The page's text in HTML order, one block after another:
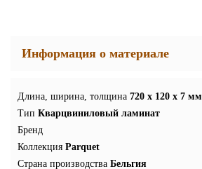
Информация о материале
Длина, ширина, толщина 720 x 120 x 7 мм
Тип Кварцвиниловый ламинат
Бренд
Коллекция Parquet
Страна производства Бельгия